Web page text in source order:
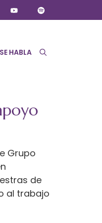
HABLA
Grupo
de
al trabajo